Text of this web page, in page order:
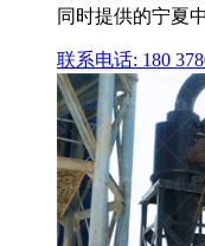
同时提供的宁夏
联系电话: 180